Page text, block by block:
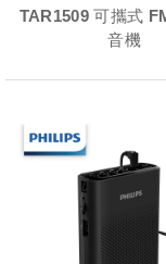
TAR1509 可攜式
音機